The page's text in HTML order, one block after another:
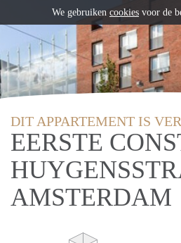
DIT APPARTEMENT IS
EERSTE
AMSTERDAM
We gebruiken cookies voor de